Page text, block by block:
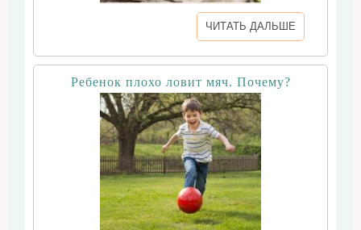
ЧИТАТЬ ДАЛЬШЕ
Ребенок плохо ловит мяч. Почему?